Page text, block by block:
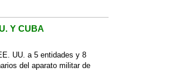
Y CUBA
UU. a 5 entidades y 8
del aparato militar de